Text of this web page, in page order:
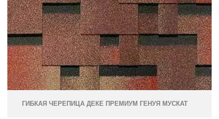
ГИБКАЯ ЧЕРЕПИЦА ДЕКЕ ПРЕМИУМ ГЕНУЯ МУСКАТ